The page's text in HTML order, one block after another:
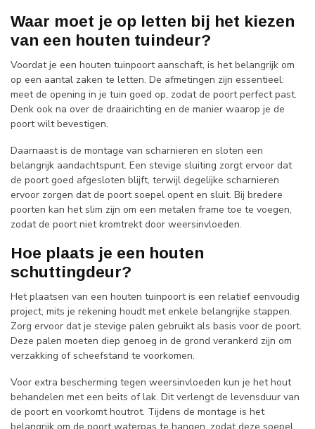
Waar moet je op letten bij het kiezen
van een houten tuindeur?
Voordat je een houten tuinpoort aanschaft, is het belangrijk om
op een aantal zaken te letten. De afmetingen zijn essentieel:
meet de opening in je tuin goed op, zodat de poort perfect past.
Denk ook na over de draairichting en de manier waarop je de
poort wilt bevestigen.
Daarnaast is de montage van scharnieren en sloten een
belangrijk aandachtspunt. Een stevige sluiting zorgt ervoor dat
de poort goed afgesloten blijft, terwijl degelijke scharnieren
ervoor zorgen dat de poort soepel opent en sluit. Bij bredere
poorten kan het slim zijn om een metalen frame toe te voegen,
zodat de poort niet kromtrekt door weersinvloeden.
Hoe plaats je een houten
schuttingdeur?
Het plaatsen van een houten tuinpoort is een relatief eenvoudig
project, mits je rekening houdt met enkele belangrijke stappen.
Zorg ervoor dat je stevige palen gebruikt als basis voor de poort.
Deze palen moeten diep genoeg in de grond verankerd zijn om
verzakking of scheefstand te voorkomen.
Voor extra bescherming tegen weersinvloeden kun je het hout
behandelen met een beits of lak. Dit verlengt de levensduur van
de poort en voorkomt houtrot. Tijdens de montage is het
belangrijk om de poort waterpas te hangen, zodat deze soepel